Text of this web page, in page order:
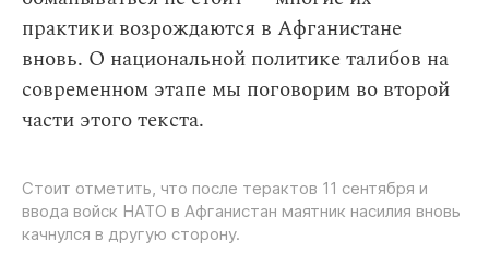
практики возрождаются в Афганистане
вновь. О национальной политике талибов на
современном этапе мы поговорим во второй
части этого текста.
Стоит отметить, что после терактов 11 сентября и
ввода войск НАТО в Афганистан маятник насилия вновь
качнулся в другую сторону.